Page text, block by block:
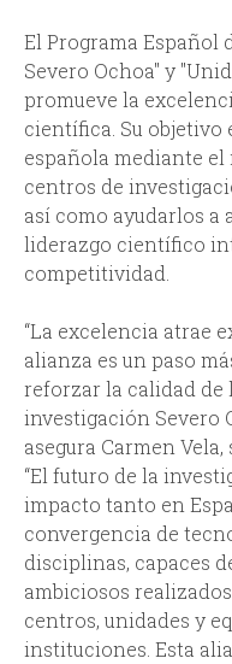
El Programa Español
Severo Ochoa" y
promueve la
científica. Su objetivo
española mediante
centros de
así como ayudarlos a
liderazgo científico
competitividad.
“La excelencia atrae
alianza es un paso
reforzar la calidad de
investigación Severo
asegura Carmen Vela,
“El futuro de la
impacto tanto en
convergencia de
disciplinas, capaces
ambiciosos
centros, unidades y
instituciones. Esta